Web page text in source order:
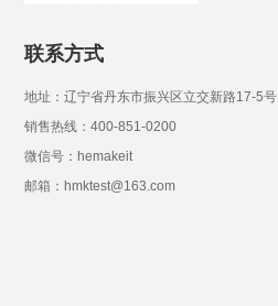
联系方式
地址：辽宁省丹东市振兴区立交新路17-5号
销售热线：400-851-0200
微信号：hemakeit
邮箱：hmktest@163.com